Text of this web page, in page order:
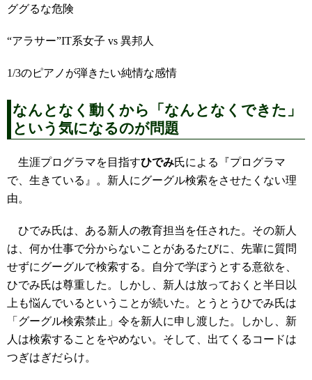
ググるな危険
“アラサー”IT系女子 vs 異邦人
1/3のピアノが弾きたい純情な感情
なんとなく動くから「なんとなくできた」
という気になるのが問題
生涯プログラマを目指すひでみ氏による『プログラマ
で、生きている』。新人にグーグル検索をさせたくない理
由。
ひでみ氏は、ある新人の教育担当を任された。その新人
は、何か仕事で分からないことがあるたびに、先輩に質問
せずにグーグルで検索する。自分で学ぼうとする意欲を、
ひでみ氏は尊重した。しかし、新人は放っておくと半日以
上も悩んでいるということが続いた。とうとうひでみ氏は
「グーグル検索禁止」令を新人に申し渡した。しかし、新
人は検索することをやめない。そして、出てくるコードは
つぎはぎだらけ。